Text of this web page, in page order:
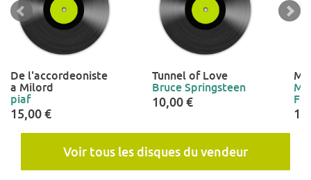
De l'accordeoniste
a Milord
piaf
15,00 €
Tunnel of Love
Bruce Springsteen
10,00 €
Voir tous les disques du vendeur